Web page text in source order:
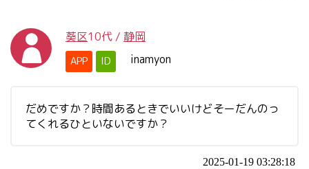
葵区10代 / 静岡
APP ID inamyon
だめですか？時間あるときでいいけどそーだんのっ
てくれるひといないですか？
2025-01-19 03:28:18